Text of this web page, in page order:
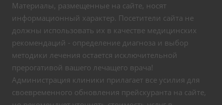
Материалы, размещенные на сайте, носят
информационный характер. Посетители сайта не
должны использовать их в качестве медицинских
рекомендаций - определение диагноза и выбор
методики лечения остается исключительной
прерогативой вашего лечащего врача!
Администрация клиники прилагает все усилия для
своевременного обновления прейскуранта на сайте,